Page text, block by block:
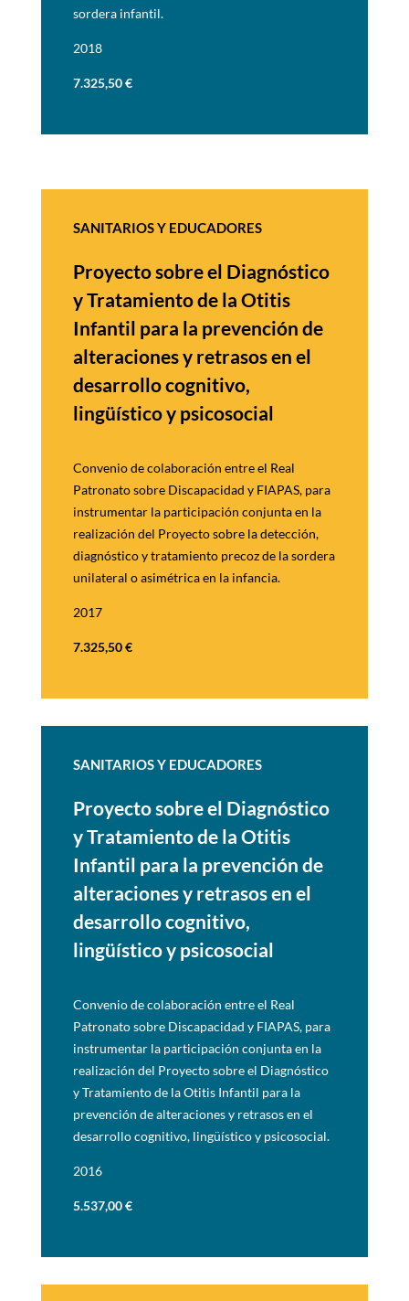
sordera infantil.
2018
7.325,50€
SANITARIOS Y EDUCADORES
Proyecto sobre el Diagnóstico
yTratamiento de la Otitis
Infantil para la prevención de
alteraciones y retrasos en el
desarrollo cognitivo,
lingüístico y psicosocial
Convenio de colaboración entre el Real
Patronato sobre Discapacidad y FIAPAS, para
instrumentar la participación conjunta en la
realización del Proyecto sobre la detección,
diagnóstico y tratamiento precoz de la sordera
unilateral o asimétrica en la infancia.
2017
7.325,50€
SANITARIOS Y EDUCADORES
Proyecto sobre el Diagnóstico
yTratamiento de la Otitis
Infantil para la prevención de
alteraciones y retrasos en el
desarrollo cognitivo,
lingüístico y psicosocial
Convenio de colaboración entre el Real
Patronato sobre Discapacidad y FIAPAS, para
instrumentar la participación conjunta en la
realización del Proyecto sobre el Diagnóstico
yTratamiento de la Otitis Infantil para la
prevención de alteraciones y retrasos en el
desarrollocognitivo, lingüístico y psicosocial.
2016
5.537,00€